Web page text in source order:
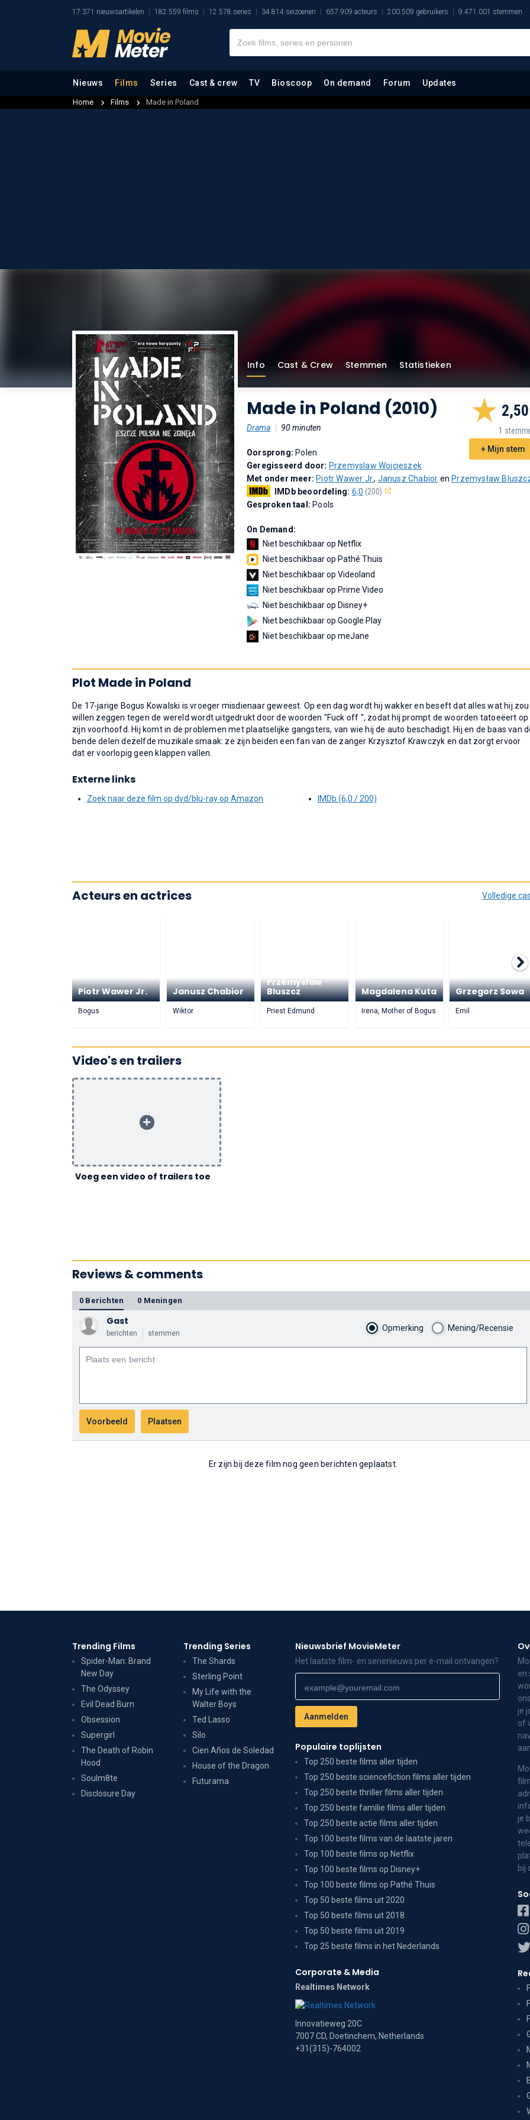
17.371 nieuwsartikelen 182.559 films 12.578 series 34.814 seizoenen 657.909 acteurs 200.509 gebruikers 9.471.001 stemmen
Nieuws Films Series Cast & crew TV Bioscoop On demand Forum Updates
Home Films Made in Poland
Info Cast & Crew Stemmen Statistieken
Made in Poland (2010)
Drama 90 minuten
2,50
1
+ Mijn stem
Oorsprong: Polen
Geregisseerd door: Przemyslaw Wojcieszek
Met onder meer: Piotr Wawer Jr., Janusz Chabior en Przemysław
IMDb beoordeling: 6,0 (200)
Gesproken taal: Pools
On Demand:
Niet beschikbaar op Netflix
Niet beschikbaar op Pathé Thuis
Niet beschikbaar op Videoland
Niet beschikbaar op Prime Video
Niet beschikbaar op Disney+
Niet beschikbaar op Google Play
Niet beschikbaar op meJane
Plot Made in Poland
De 17-jarige Bogus Kowalski is vroeger misdienaar geweest. Op een dag wordt hij wakker en beseft dat alles wat hij zou
willen zeggen tegen de wereld wordt uitgedrukt door de woorden "Fuck off ", zodat hij prompt de woorden tatoeëert op
zijn voorhoofd. Hij komt in de problemen met plaatselijke gangsters, van wie hij de auto beschadigt. Hij en de baas van
bende delen dezelfde muzikale smaak: ze zijn beiden een fan van de zanger Krzysztof Krawczyk en dat zorgt ervoor
dat er voorlopig geen klappen vallen.
Externe links
Zoek naar deze film op dvd/blu-ray op Amazon IMDb (6,0 / 200)
Volledige
Acteurs en actrices
Piotr Wawer Jr.
Bogus
Janusz Chabior
Wiktor
Przemysław
Bluszcz
Priest Edmund
Magdalena Kuta
Irena, Mother of Bogus
Grzegorz Sowa
Emil
Video's en trailers
Voeg een video of trailers toe
Reviews & comments
0 Berichten 0 Meningen
Gast
berichten stemmen
Opmerking Mening/Recensie
Er zijn bij deze film nog geen berichten geplaatst.
Trending Films
Spider-Man: Brand
New Day
The Odyssey
Evil Dead Burn
Obsession
Supergirl
The Death of Robin
Hood
Soulm8te
Disclosure Day
Trending Series
The Shards
Sterling Point
My Life with the
Walter Boys
Ted Lasso
Silo
Cien Años de Soledad
House of the Dragon
Futurama
Nieuwsbrief MovieMeter
Het laatste film- en serienieuws per e-mail ontvangen?
Populaire toplijsten
Top 250 beste films aller tijden
Top 250 beste sciencefiction films aller tijden
Top 250 beste thriller films aller tijden
Top 250 beste familie films aller tijden
Top 250 beste actie films aller tijden
Top 100 beste films van de laatste jaren
Top 100 beste films op Netflix
Top 100 beste films op Disney+
Top 100 beste films op Pathé Thuis
Top 50 beste films uit 2020
Top 50 beste films uit 2018
Top 50 beste films uit 2019
Top 25 beste films in het Nederlands
Corporate & Media
Realtimes Network
Innovatieweg 20C
7007 CD, Doetinchem, Netherlands
+31(315)-764002
en
je
of
je
bij